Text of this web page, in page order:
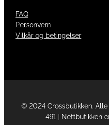
FAQ
Personvern
Vilkår og betingelser
© 2024 Crossbutikken. Alle
491 | Nettbutikken